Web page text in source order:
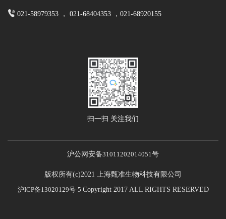
021-58979353 ， 021-68404353 ，021-68920155
扫一扫 关注我们
沪公网安备31011202014051号
版权所有(c)2021 上海甄准生物科技有限公司
沪ICP备13020129号-5 Copyright 2017 ALL RIGHTS RESERVED